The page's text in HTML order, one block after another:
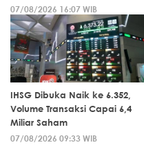
07/08/2026 16:07 WIB
IHSG Dibuka Naik ke 6.352,
Volume Transaksi Capai 6,4
Miliar Saham
07/08/2026 09:33 WIB